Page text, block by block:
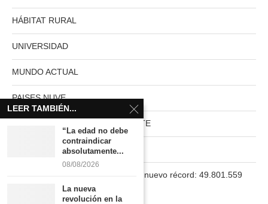
HÁBITAT RURAL
UNIVERSIDAD
MUNDO ACTUAL
PAISES NUVE
HABITAT RURAL AUTOSUFICIENTE
La población en España marca un nuevo récord: 49.801.559
LEER TAMBIÉN...
“La edad no debe
contraindicar
absolutamente...
08/08/2026
La nueva
revolución en la